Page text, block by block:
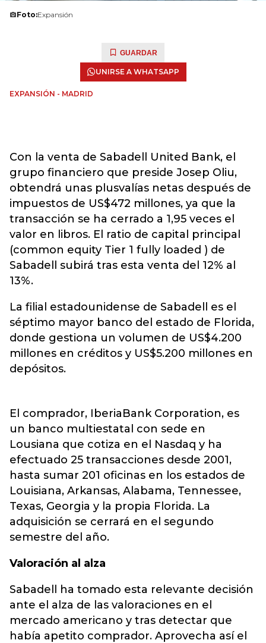
Foto:Expansión
GUARDAR
UNIRSE A WHATSAPP
EXPANSIÓN - MADRID
Con la venta de Sabadell United Bank, el
grupo financiero que preside Josep Oliu,
obtendrá unas plusvalías netas después de
impuestos de US$472 millones, ya que la
transacción se ha cerrado a 1,95 veces el
valor en libros. El ratio de capital principal
(common equity Tier 1 fully loaded ) de
Sabadell subirá tras esta venta del 12% al
13%.
La filial estadounidense de Sabadell es el
séptimo mayor banco del estado de Florida,
donde gestiona un volumen de US$4.200
millones en créditos y US$5.200 millones en
depósitos.
El comprador, IberiaBank Corporation, es
un banco multiestatal con sede en
Lousiana que cotiza en el Nasdaq y ha
efectuado 25 transacciones desde 2001,
hasta sumar 201 oficinas en los estados de
Louisiana, Arkansas, Alabama, Tennessee,
Texas, Georgia y la propia Florida. La
adquisición se cerrará en el segundo
semestre del año.
Valoración al alza
Sabadell ha tomado esta relevante decisión
ante el alza de las valoraciones en el
mercado americano y tras detectar que
había apetito comprador. Aprovecha así el